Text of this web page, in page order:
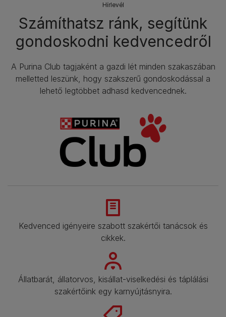
Hírlevél​
Számíthatsz ránk, segítünk
gondoskodni kedvencedről
A Purina Club tagjaként a gazdi lét minden szakaszában
melletted leszünk, hogy szakszerű gondoskodással a
lehető legtöbbet adhasd kedvencednek.​
Kedvenced igényeire szabott szakértői tanácsok és
cikkek.​
Állatbarát, állatorvos, kisállat-viselkedési és táplálási
szakértőink egy karnyújtásnyira.​